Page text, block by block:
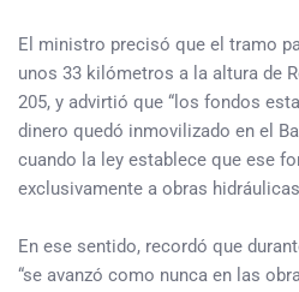
El ministro precisó que el tramo
unos 33 kilómetros a la altura de
205, y advirtió que “los fondos
dinero quedó inmovilizado en el
cuando la ley establece que ese
exclusivamente a obras
En ese sentido, recordó que
“se avanzó como nunca en las